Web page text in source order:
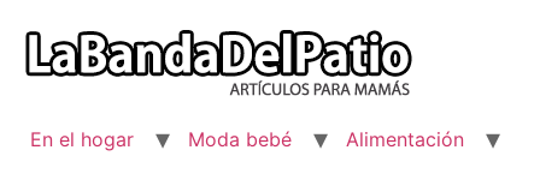
contenido
En el hogar Moda bebé
Alimentación